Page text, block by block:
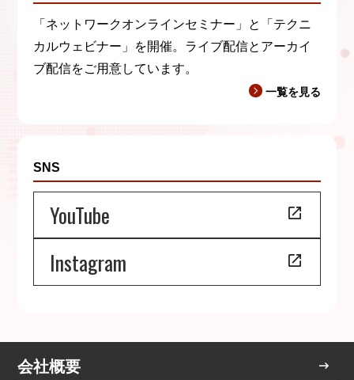
「ネットワークオンラインセミナー」と「テクニ
カルウェビナー」を開催。ライブ配信とアーカイ
ブ配信をご用意しています。
一覧を見る
SNS
YouTube
Instagram
会社概要